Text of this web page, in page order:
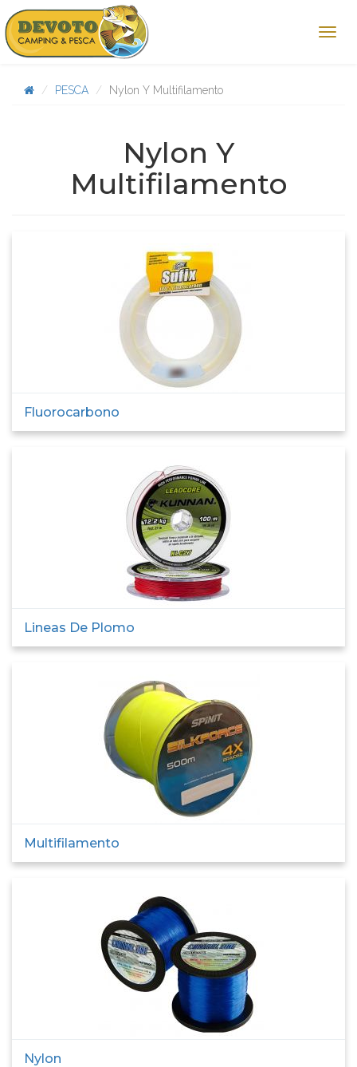
PESCA Nylon Y Multifilamento
Nylon Y
Multifilamento
Fluorocarbono
Lineas De Plomo
Multifilamento
Nylon